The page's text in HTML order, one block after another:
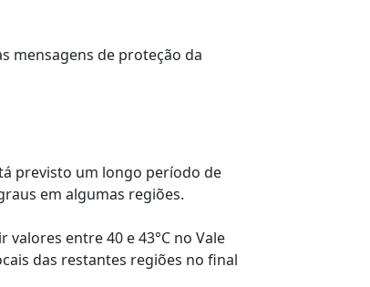
mensagens de proteção da
previsto um longo período de
em algumas regiões.
entre 40 e 43°C no Vale
das restantes regiões no final